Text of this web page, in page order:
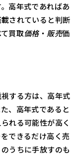
高年式であればあ
されていると判断
買取価格・ 販売価
する方は、高年式
、高年式であると
れる可能性が高く
できるだけ高く売
うちに手放すのも